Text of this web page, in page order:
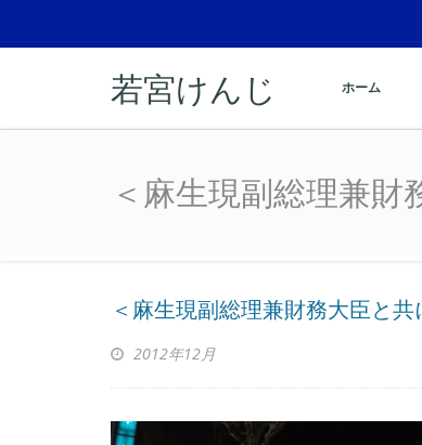
若宮けんじ ホーム
＜麻生現副総理兼財
＜麻生現副総理兼財務大臣と共
2012年12月